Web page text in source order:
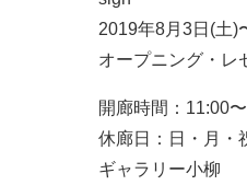
2019年8月3日(土)
オープニング・レ
開廊時間：11:00
休廊日：日・月・
ギャラリー小柳